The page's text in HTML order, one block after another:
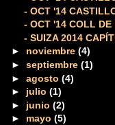
- OCT '14
- OCT '14 COLL DE
- SUIZA 2014
► noviembre(4)
►septiembre(1)
►agosto(4)
► julio(1)
► junio(2)
► mayo(5)